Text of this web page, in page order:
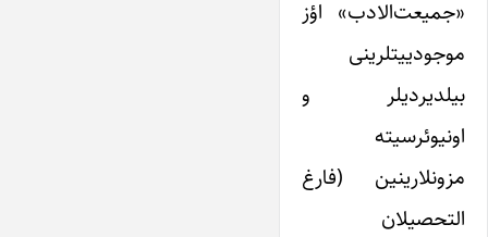
«جمیعت‌الادب» اؤز
موجودییتلرینی
بیلدیردیلر و
اونیوئرسیته
مزونلارینین (فارغ
التحصیلان